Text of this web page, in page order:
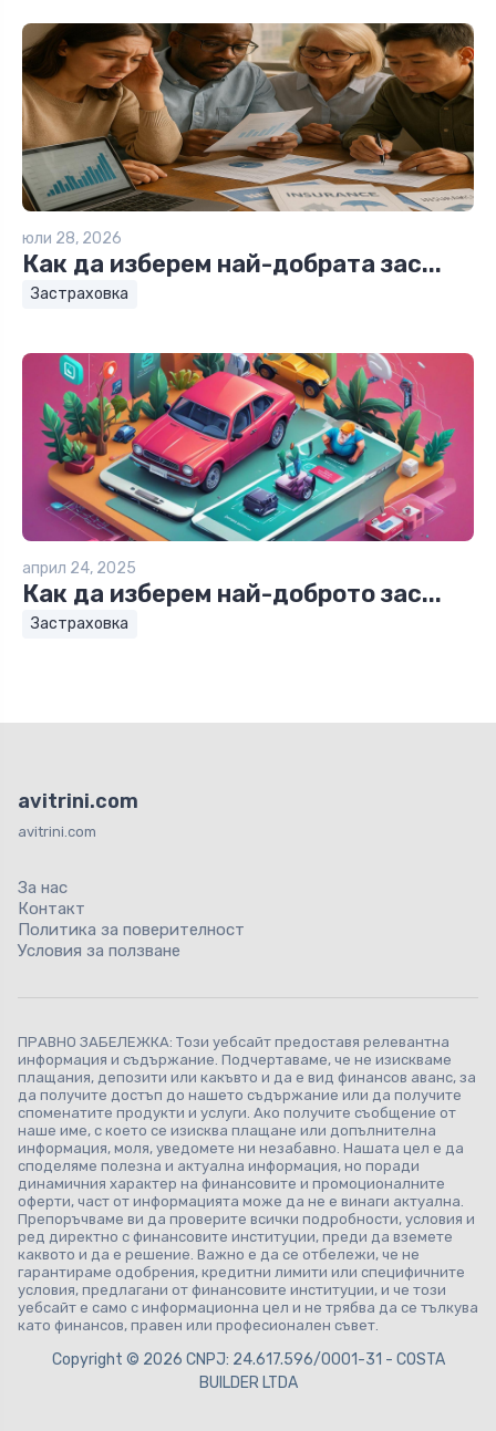
юли 28, 2026
Как да изберем най-добрата зас...
Застраховка
април 24, 2025
Как да изберем най-доброто зас...
Застраховка
avitrini.com
avitrini.com
За нас
Контакт
Политика за поверителност
Условия за ползване
ПРАВНО ЗАБЕЛЕЖКА: Този уебсайт предоставя релевантна
информация и съдържание. Подчертаваме, че не изискваме
плащания, депозити или какъвто и да е вид финансов аванс, за
да получите достъп до нашето съдържание или да получите
споменатите продукти и услуги. Ако получите съобщение от
наше име, с което се изисква плащане или допълнителна
информация, моля, уведомете ни незабавно. Нашата цел е да
споделяме полезна и актуална информация, но поради
динамичния характер на финансовите и промоционалните
оферти, част от информацията може да не е винаги актуална.
Препоръчваме ви да проверите всички подробности, условия и
ред директно с финансовите институции, преди да вземете
каквото и да е решение. Важно е да се отбележи, че не
гарантираме одобрения, кредитни лимити или специфичните
условия, предлагани от финансовите институции, и че този
уебсайт е само с информационна цел и не трябва да се тълкува
като финансов, правен или професионален съвет.
Copyright © 2026 CNPJ: 24.617.596/0001-31 - COSTA
BUILDER LTDA